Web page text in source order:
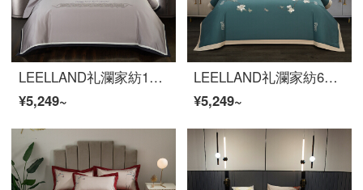
LEELLAND礼瀾家紡100本の50 Sダブル株の豪綿綿100本の軽い贅沢な刺繍の項の全綿の寝具の4件のセットの見本板の間の純綿の寝具のセット威庭1.5-1.8メートルのベッドの200*230 cm
¥5,249~
LEELLAND礼瀾家紡60本の暖肌全綿磨毛新中国式刺繍ベッド用品四点セットの純綿厚い保温ベッド用品セットのモカ1.8-2.0メートルベッド/220*240 cm布団カバー
¥5,249~